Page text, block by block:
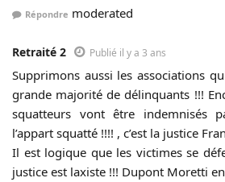
Répondre moderated
Retraité 2 Publié il y a 3 ans
Supprimons aussi les associations
grande majorité de délinquants !!!
squatteurs vont être indemnisés
l’appart squatté !!!! , c’est la justice
Il est logique que les victimes se
justice est laxiste !!! Dupont Moretti